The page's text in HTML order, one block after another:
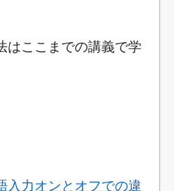
はここまでの講義で学
入力オンとオフでの違